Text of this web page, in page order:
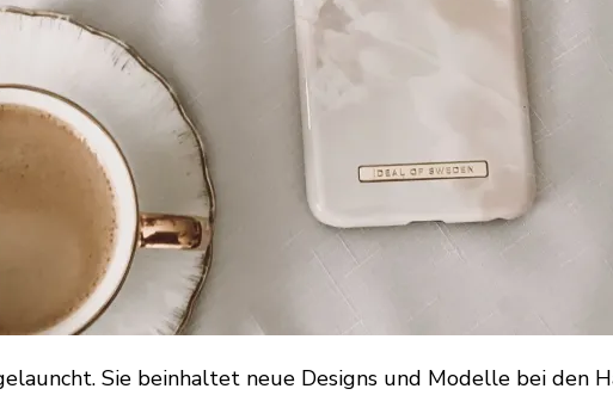
Sie beinhaltet neue Designs und Modelle bei den